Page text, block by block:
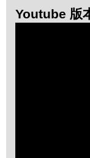
Youtube 版